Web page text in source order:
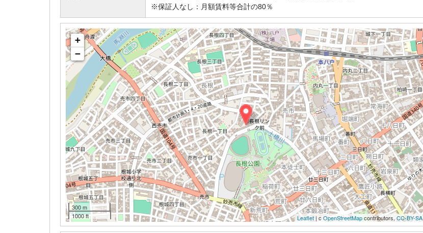
※保証人なし：月額賃料等合計の80％
+
−
300 m
1000 ft
Leaflet | cOpenStreetMapcontributors,CC-BY-SA